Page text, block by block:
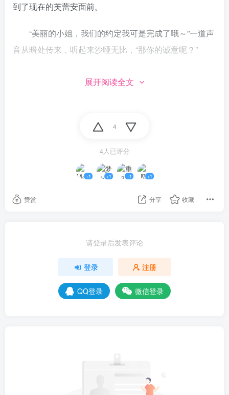
到了现在的芙蕾安面前。
“美丽的小姐，我们的约定我可是完成了哦～”一道声
音从暗处传来，听起来沙哑无比，“那你的诚意呢？”
“呵，安得瑞拉，你真的以为我会给你赦免证吗？现
原来是芙蕾安要安得瑞拉用卡尔来换血族最高等级
而卡尔愣住了，那他和瑰拉一行动就不算巧合。那
么这一切，难道就能被芙蕾安一个人控制吗？血族皇室
知道吗，瑰拉，知道吗……
瑰拉他，永远是对的。
“是应该回去领赏了，”意料之外的人跟在安得瑞拉身
“瑰拉？！不，不可能吧，不……”芙蕾安瞪大眼，表
展开阅读全文
4
4人已评分
+1 +1 +1 +1
赞赏 分享 收藏
请登录后发表评论
登录 注册
QQ登录 微信登录